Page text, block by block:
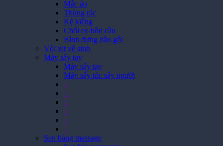
Mắc áo
Thùng rác
Kệ kiếng
Chổi cọ bồn cầu
Bình đựng dầu gội
Vòi xịt vệ sinh
Máy sấy tay
Máy sấy tay
Máy sấy tóc sấy người
>
>
>
>
>
>
Sen bảng massage